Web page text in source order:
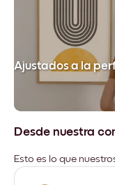
Ajustados a la
Desde nuestra
Esto es lo que